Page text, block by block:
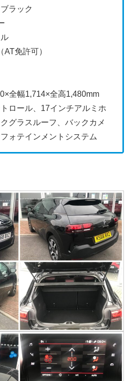
ラック
AT免許可）
全幅1,714×全高1,480mm
ロール、17インチアルミホ
グラスルーフ、バックカメ
ォテインメントシステム